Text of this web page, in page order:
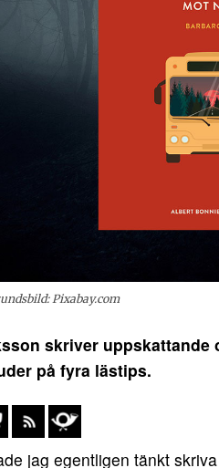
Pixabay.com
skriver
på fyra lästips.
jag egentligen tänkt